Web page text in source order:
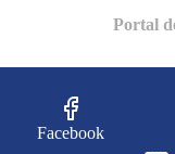
Portal
Facebook